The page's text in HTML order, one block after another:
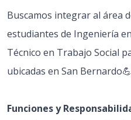
Buscamos integrar al área
estudiantes de Ingeniería
Técnico en Trabajo Social
ubicadas en San Bernardo💪
Funciones y